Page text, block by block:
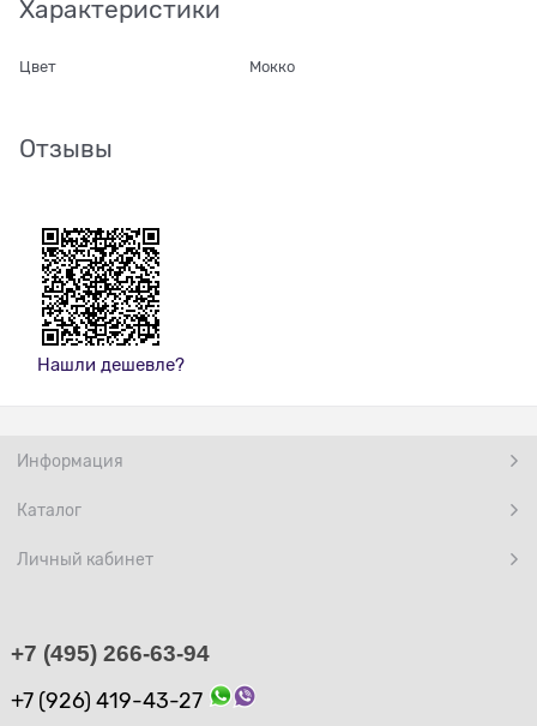
Характеристики
Цвет Мокко
Отзывы
Нашли дешевле?
Информация
Каталог
Личный кабинет
+7 (495) 266-63-94
+7 (926) 419-43-27